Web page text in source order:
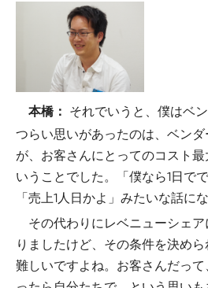
本橋：
それでいうと、僕はベ
つらい思いがあったのは、ベン
が、お客さんにとってのコスト
いうことでした。「僕なら1日で
「売上1人日かよ」みたいな話に
その代わりにレベニューシェ
りましたけど、その条件を決め
難しいですよね。お客さんだっ